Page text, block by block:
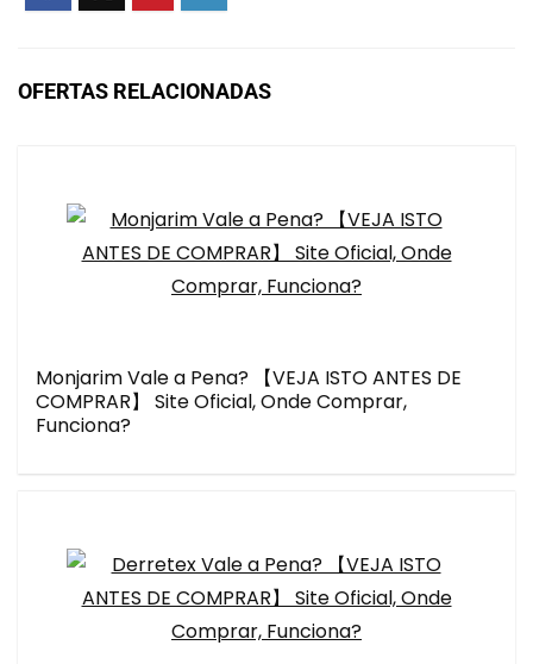
OFERTAS RELACIONADAS
Monjarim Vale a Pena? 【VEJA ISTO ANTES DE
COMPRAR】 Site Oficial, Onde Comprar,
Funciona?